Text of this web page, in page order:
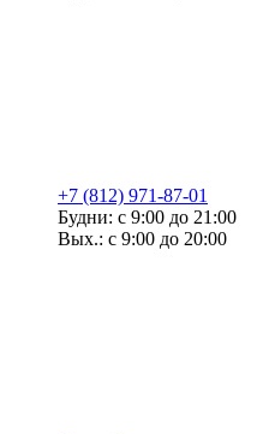
+7 (812) 971-87-01
Будни: с 9:00 до 21:00
Вых.: с 9:00 до 20:00